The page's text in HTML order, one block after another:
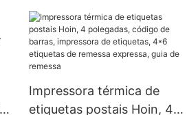
prova d'água com alarme
impressora térmica de
mesa de 80 mm
Impressora térmica de
etiquetas postais Hoin, 4